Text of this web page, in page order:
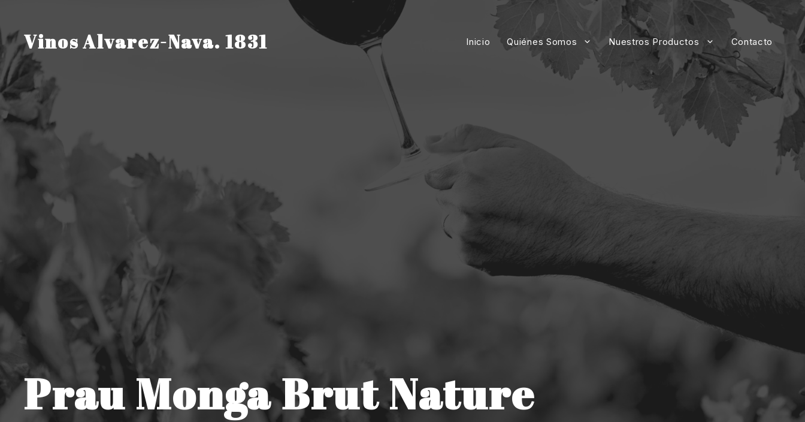
contenidoVinos Alvarez-Nava. 1831 Inicio Quiénes Somos Nuestros Productos Contacto
Prau Monga Brut Nature